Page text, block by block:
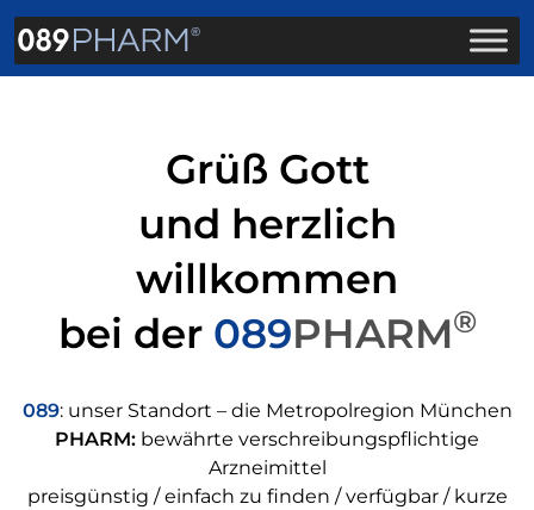
Grüß Gott
und herzlich
willkommen
bei der 089PHARM®
089: unser Standort – die Metropolregion München
PHARM: bewährte verschreibungspflichtige
Arzneimittel
preisgünstig / einfach zu finden / verfügbar / kurze